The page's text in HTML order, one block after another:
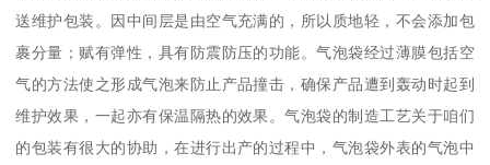
送维护包装。因中间层是由空气充满的，所以质地轻，不会添加包
裹分量；赋有弹性，具有防震防压的功能。气泡袋经过薄膜包括空
气的方法使之形成气泡来防止产品撞击，确保产品遭到轰动时起到
维护效果，一起亦有保温隔热的效果。气泡袋的制造工艺关于咱们
的包装有很大的协助，在进行出产的过程中，气泡袋外表的气泡中